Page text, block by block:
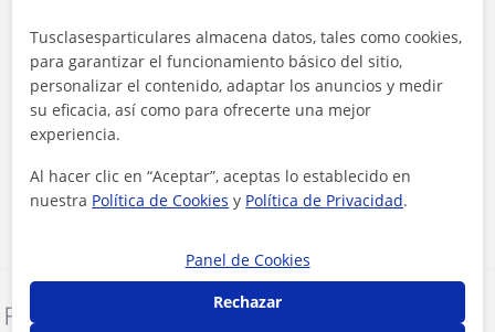
Al hacer clic, aceptas nuestroaviso legal y deprivacidad
Contactar ahora
Denunciar este perfil
Tusclasesparticulares almacena datos, tales como cookies,
para garantizar el funcionamiento básico del sitio,
personalizar el contenido, adaptar los anuncios y medir
su eficacia, así como para ofrecerte una mejor
experiencia.
Al hacer clic en “Aceptar”, aceptas lo establecido en
nuestra Política de Cookies y Política de Privacidad.
Panel de Cookies
Rechazar